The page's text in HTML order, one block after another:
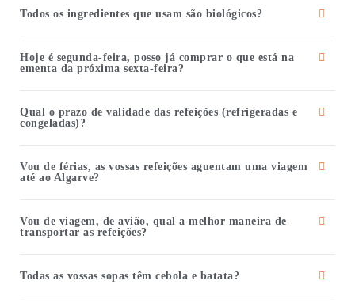
Todos os ingredientes que usam são biológicos?
Hoje é segunda-feira, posso já comprar o que está na
ementa da próxima sexta-feira?
Qual o prazo de validade das refeições (refrigeradas e
congeladas)?
Vou de férias, as vossas refeições aguentam uma viagem
até ao Algarve?
Vou de viagem, de avião, qual a melhor maneira de
transportar as refeições?
Todas as vossas sopas têm cebola e batata?